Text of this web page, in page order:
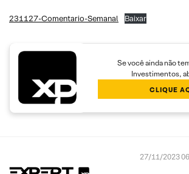
231127-Comentario-Semanal Baixar
Se você ainda não
Investimentos,
CLIQUE
27/11/2023